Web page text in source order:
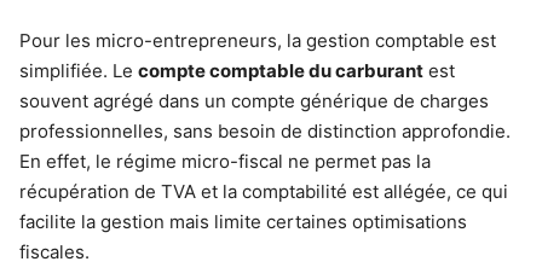
Pour les micro-entrepreneurs, la gestion comptable est
simplifiée. Le compte comptable du carburant est
souvent agrégé dans un compte générique de charges
professionnelles, sans besoin de distinction approfondie.
En effet, le régime micro-fiscal ne permet pas la
récupération de TVA et la comptabilité est allégée, ce qui
facilite la gestion mais limite certaines optimisations
fiscales.